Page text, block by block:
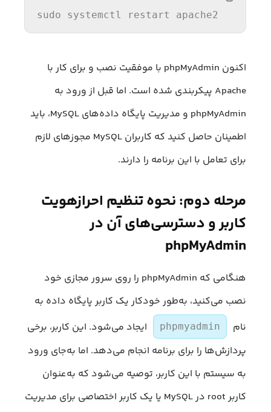
sudo systemctl restart apache2
اکنون phpMyAdmin با موفقیت نصب و برای کار با
Apache پیکربندی شده است. اما قبل از ورود به
phpMyAdmin و مدیریت پایگاه داده‌های MySQL، باید
اطمینان حاصل کنید که کاربران MySQL مجوزهای لازم
برای تعامل با این برنامه را دارند.
مرحله دوم: نحوه تنظیم احرازهویت
کاربر و دسترسی‌های آن در
phpMyAdmin
هنگامی که phpMyAdmin را روی سرور مجازی خود
نصب می‌کنید، به‌طور خودکار یک کاربر پایگاه داده به
نام
phpmyadmin
ایجاد می‌شود. این کاربر، برخی
پردازش‌ها را برای برنامه انجام می‌دهد. اما به‌جای ورود
به سیستم با این کاربر، توصیه می‌شود که به‌عنوان
کاربر root در MySQL یا یک کاربر اختصاصی برای مدیریت